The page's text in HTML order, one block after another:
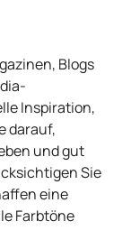
Blogs
Inspiration,
darauf,
und gut
Sie
eine
Farbtöne